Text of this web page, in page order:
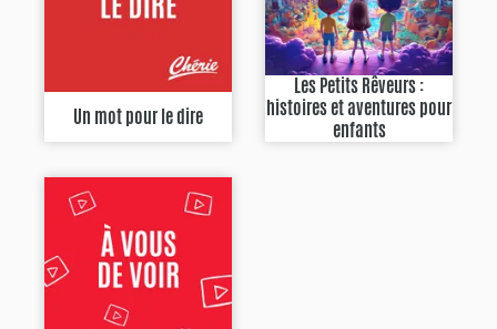
Un mot pour le dire
Les Petits Rêveurs :
histoires et aventures pour
enfants